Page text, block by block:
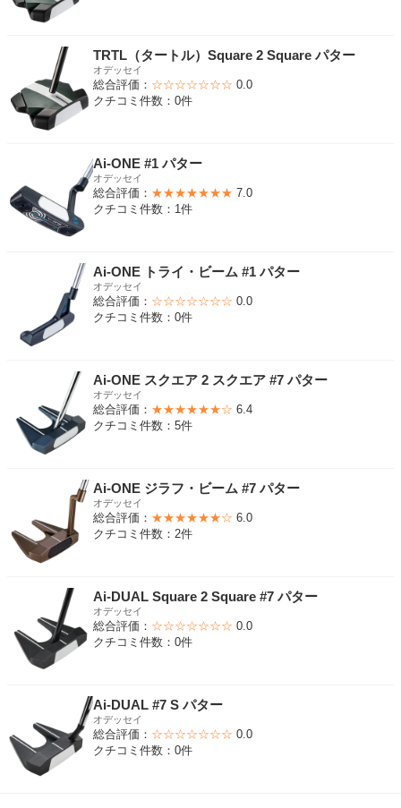
TRTL（タートル）Square 2 Square パター
オデッセイ
総合評価： ☆☆☆☆☆☆☆ 0.0
クチコミ件数：0件
Ai-ONE #1 パター
オデッセイ
総合評価： ★★★★★★★ 7.0
クチコミ件数：1件
Ai-ONE トライ・ビーム #1 パター
オデッセイ
総合評価： ☆☆☆☆☆☆☆ 0.0
クチコミ件数：0件
Ai-ONE スクエア 2 スクエア #7 パター
オデッセイ
総合評価： ★★★★★★☆ 6.4
クチコミ件数：5件
Ai-ONE ジラフ・ビーム #7 パター
オデッセイ
総合評価： ★★★★★★☆ 6.0
クチコミ件数：2件
Ai-DUAL Square 2 Square #7 パター
オデッセイ
総合評価： ☆☆☆☆☆☆☆ 0.0
クチコミ件数：0件
Ai-DUAL #7 S パター
オデッセイ
総合評価： ☆☆☆☆☆☆☆ 0.0
クチコミ件数：0件